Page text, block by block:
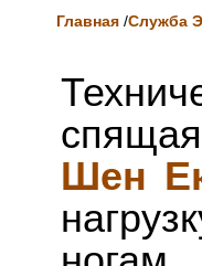
Главная /Служба
Шен